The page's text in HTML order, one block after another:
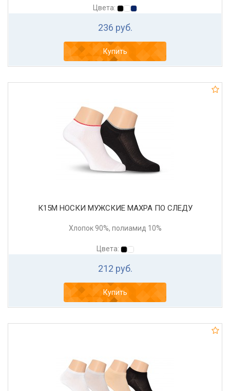
Цвета:
236 руб.
Купить
К15М НОСКИ МУЖСКИЕ МАХРА ПО СЛЕДУ
Хлопок 90%, полиамид 10%
Цвета:
212 руб.
Купить